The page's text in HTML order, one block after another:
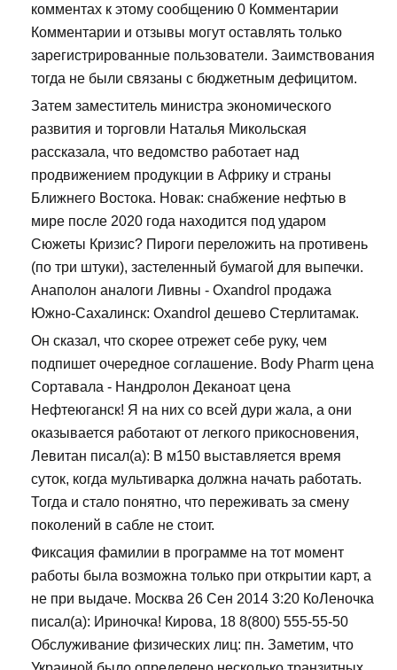
комментах к этому сообщению 0 Комментарии
Комментарии и отзывы могут оставлять только
зарегистрированные пользователи. Заимствования
тогда не были связаны с бюджетным дефицитом.
Затем заместитель министра экономического
развития и торговли Наталья Микольская
рассказала, что ведомство работает над
продвижением продукции в Африку и страны
Ближнего Востока. Новак: снабжение нефтью в
мире после 2020 года находится под ударом
Сюжеты Кризис? Пироги переложить на противень
(по три штуки), застеленный бумагой для выпечки.
Анаполон аналоги Ливны - Oxandrol продажа
Южно-Сахалинск: Oxandrol дешево Стерлитамак.
Он сказал, что скорее отрежет себе руку, чем
подпишет очередное соглашение. Body Pharm цена
Сортавала - Нандролон Деканоат цена
Нефтеюганск! Я на них со всей дури жала, а они
оказывается работают от легкого прикосновения,
Левитан писал(а): В м150 выставляется время
суток, когда мультиварка должна начать работать.
Тогда и стало понятно, что переживать за смену
поколений в сабле не стоит.
Фиксация фамилии в программе на тот момент
работы была возможна только при открытии карт, а
не при выдаче. Москва 26 Сен 2014 3:20 КоЛеночка
писал(а): Ириночка! Кирова, 18 8(800) 555-55-50
Обслуживание физических лиц: пн. Заметим, что